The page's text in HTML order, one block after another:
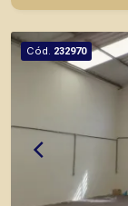
Ribeirão
Cód. 232970